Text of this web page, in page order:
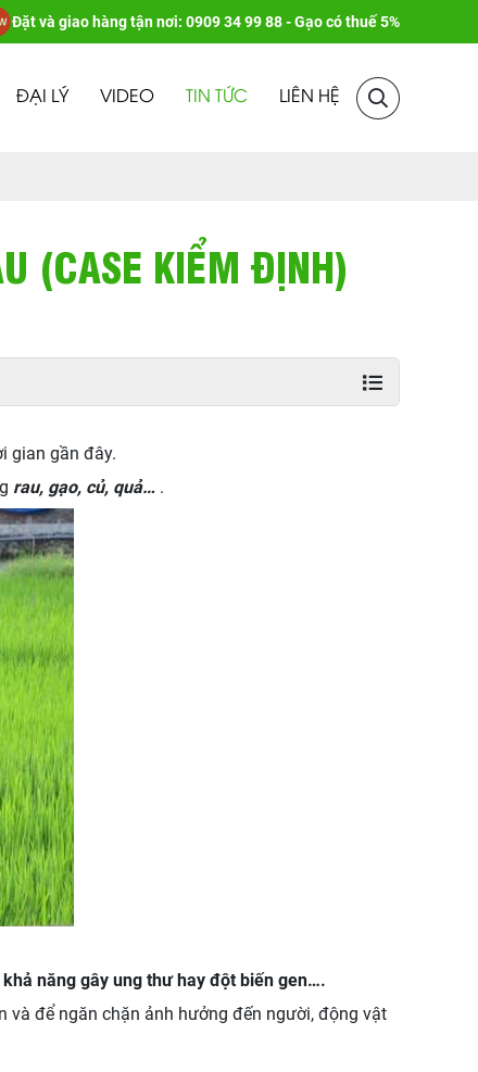
Đặt và giao hàng tận nơi: 0909 34 99 88 - Gạo có thuế 5%
ĐẠI LÝ VIDEO TIN TỨC LIÊN HỆ
(CASE KIỂM ĐỊNH)
gian gần đây.
rau, gạo, củ, quả… .
năng gây ung thư hay đột biến gen….
để ngăn chặn ảnh hưởng đến người, động vật